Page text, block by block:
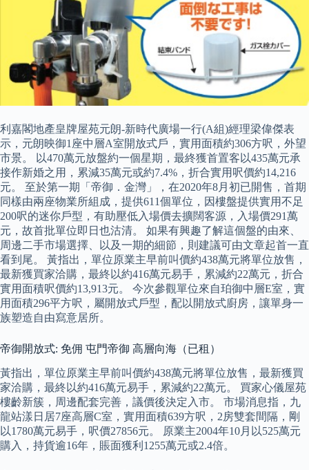
利嘉閣地產皇牌屋苑元朗-新時代廣場一行(A組)經理梁偉傑表
示，元朗映御1座中層A室開放式戶，實用面積約306方呎，外望
市景。 以470萬元放盤約一個星期，最終獲首置客以435萬元承
接作新婚之用，累減35萬元或約7.4%，折合實用呎價約14,216
元。 至於第一期「帝御．金灣」，在2020年8月初已開售，首期
同樣由兩座物業所組成，提供611個單位，因樓盤提供實用不足
200呎的迷你戶型，有助壓低入場價去擴闊客源，入場價291萬
元，故首批單位即日也沽清。 如果有興趣了解這個盤的由來、
周邊二手市場選擇、以及一期的細節，則建議可由文章起首一直
看到尾。 黃指出，單位原業主早前叫價約438萬元將單位放售，
最新獲買家洽購，最終以約416萬元易手，累減約22萬元，折合
實用面積呎價約13,913元。 今次參觀單位來自珀御中層E室，實
用面積296平方呎，屬開放式戶型，配以開放式廚房，讓單身一
族塑造自由寫意居所。
帝御開放式: 免佣 屯門帝御 高層向海（已租）
黃指出，單位原業主早前叫價約438萬元將單位放售，最新獲買
家洽購，最終以約416萬元易手，累減約22萬元。 買家心儀屋苑
樓齡新簇，周邊配套完善，議價後決定入市。 市場消息指，九
龍站漾日居7座高層C室，實用面積639方呎，2房雙套間隔，剛
以1780萬元易手，呎價27856元。 原業主2004年10月以525萬元
購入，持貨逾16年，賬面獲利1255萬元或2.4倍。